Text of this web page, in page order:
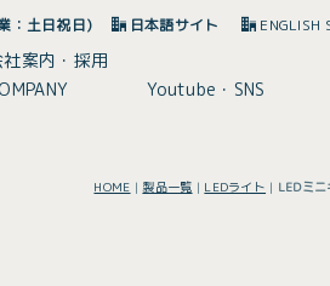
：土日祝日) 日本語サイト ENGLISH
社案内・採用
Youtube・SNS
HOME |製品一覧 | LEDライト | LEDミ